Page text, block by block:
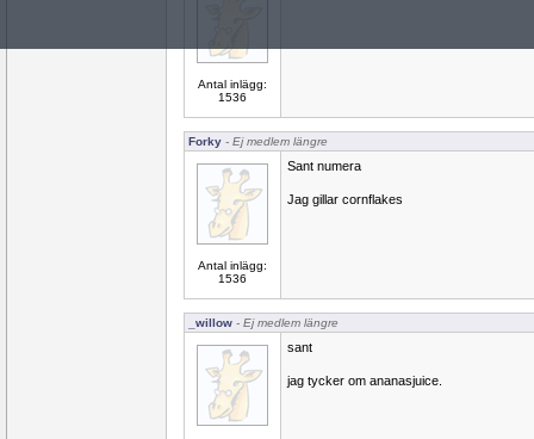
Antal inlägg:
1536
Forky - Ej medlem längre
Antal inlägg:
1536
Sant numera
Jag gillar cornflakes
_willow - Ej medlem längre
sant
jag tycker om ananasjuice.